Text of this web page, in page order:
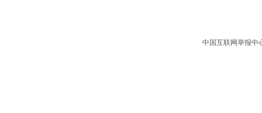
中国互联网举报中